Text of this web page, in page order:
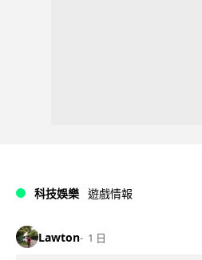
科技娛樂 遊戲情報
Lawton 1 日